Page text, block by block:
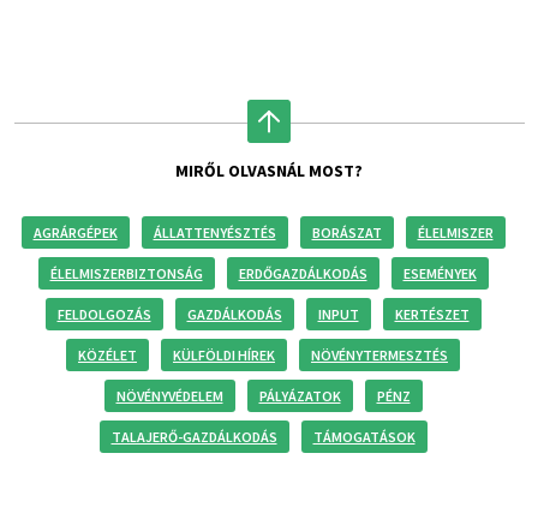
MIRŐL OLVASNÁL MOST?
AGRÁRGÉPEK ÁLLATTENYÉSZTÉS BORÁSZAT ÉLELMISZER
ÉLELMISZERBIZTONSÁG ERDŐGAZDÁLKODÁS ESEMÉNYEK
FELDOLGOZÁS GAZDÁLKODÁS INPUT KERTÉSZET
KÖZÉLET KÜLFÖLDI HÍREK NÖVÉNYTERMESZTÉS
NÖVÉNYVÉDELEM PÁLYÁZATOK PÉNZ
TALAJERŐ-GAZDÁLKODÁS TÁMOGATÁSOK